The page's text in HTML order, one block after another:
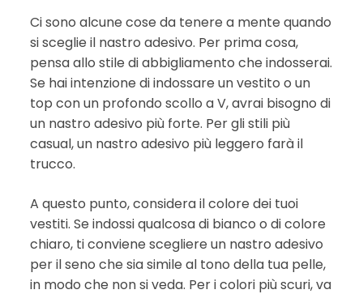
Ci sono alcune cose da tenere a mente quando
si sceglie il nastro adesivo. Per prima cosa,
pensa allo stile di abbigliamento che indosserai.
Se hai intenzione di indossare un vestito o un
top con un profondo scollo a V, avrai bisogno di
un nastro adesivo più forte. Per gli stili più
casual, un nastro adesivo più leggero farà il
trucco.
A questo punto, considera il colore dei tuoi
vestiti. Se indossi qualcosa di bianco o di colore
chiaro, ti conviene scegliere un nastro adesivo
per il seno che sia simile al tono della tua pelle,
in modo che non si veda. Per i colori più scuri, va